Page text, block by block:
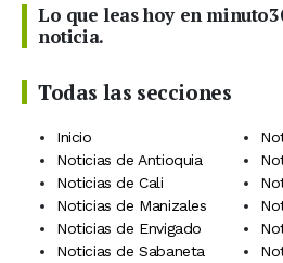
Lo que leas hoy en
noticia.
Todas las secciones
Inicio
Noticias de Antioquia
Noticias de Cali
Noticias de Manizales
Noticias de Envigado
Noticias de Sabaneta